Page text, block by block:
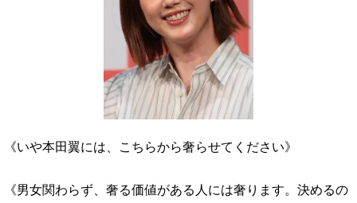
《いや本田翼には、こちらから奢らせてください》
《男女関わらず、奢る価値がある人には奢ります。決めるの